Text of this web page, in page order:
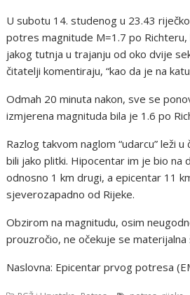
U subotu 14. studenog u 23.43
potres magnitude M=1.7 po
jakog tutnja u trajanju od oko dvije
čitatelji komentiraju, “kao da je na
Odmah 20 minuta nakon, sve se
izmjerena magnituda bila je 1.6 po
Razlog takvom naglom “udarcu” leži
bili jako plitki. Hipocentar im je bio na
odnosno 1 km drugi, a epicentar 11
sjeverozapadno od Rijeke.
Obzirom na magnitudu, osim
prouzročio, ne očekuje se materijalna
Naslovna: Epicentar prvog potresa